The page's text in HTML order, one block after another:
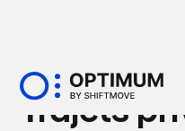
Trajets